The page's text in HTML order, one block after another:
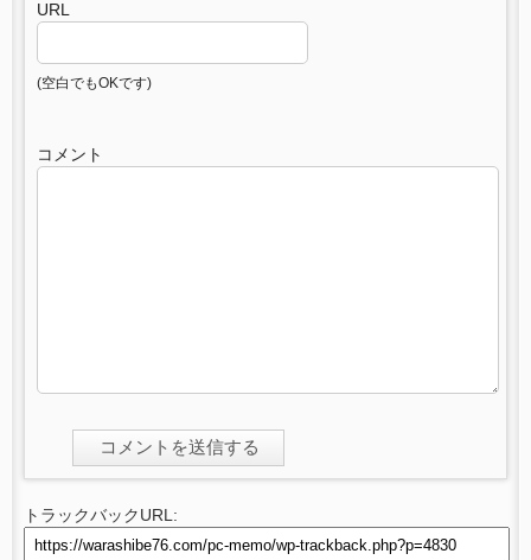
URL
(空白でもOKです)
コメント
トラックバックURL: